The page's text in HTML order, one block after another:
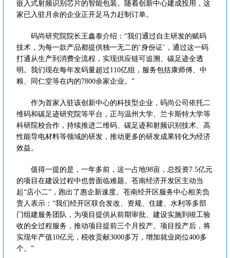
嵌入式射频识别芯片的智能包装。随着创新中心建成投用，这
家已入驻月余的企业正开足马力赶制订单。
码尚研究院院长王鑫泰介绍：“我们通过自主研发的赋码
技术，为每一款产品都提供独一无二的‘身份证’，通过这一码
打通从生产到消费全流程，实现供应链可追溯、碳足迹全透
明。我们现在每年发码量超过110亿组，服务包括康师傅、中
粮、同仁堂等在内的7800余家企业。”
作为首家入驻该创新中心的科技型企业，码尚公司依托二
维码和碳足迹研究院等平台，正与温州大学、兰卡斯特大学等
科研院校合作，持续推进二维码、碳足迹和射频识别技术、高
性能导电材料等领域的研发，推动更多的研发成果转化为经济
效益。
值得一提的是，一年多前，这一占地98亩，总投资7.5亿元
的项目在建设过程中也曾面临难题。苍南经济开发区主动当
起“店小二”，跑出了惠企新速度。苍南经开区服务中心相关负
责人表示：“我们经开区联合发改、资规、住建、水利等多部
门组建服务团队，为项目提供从前期审批、建设实施到竣工验
收的全过程服务，推动项目提前三个月投产。项目投产后，将
实现年产值10亿元，税收贡献3000多万，增加就业岗位400多
个。”